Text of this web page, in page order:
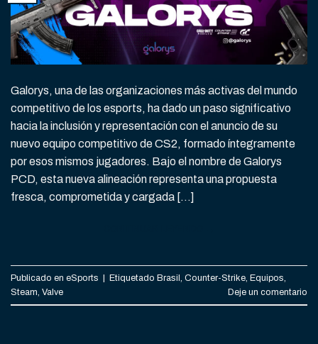
Galorys, una de las organizaciones más activas del mundo
competitivo de los esports, ha dado un paso significativo
hacia la inclusión y representación con el anuncio de su
nuevo equipo competitivo de CS2, formado íntegramente
por esos mismos jugadores. Bajo el nombre de Galorys
PCD, esta nueva alineación representa una propuesta
fresca, comprometida y cargada […]
Publicado en eSports | Etiquetado Brasil Counter-Strike Equipos
Steam Valve Deje un comentario